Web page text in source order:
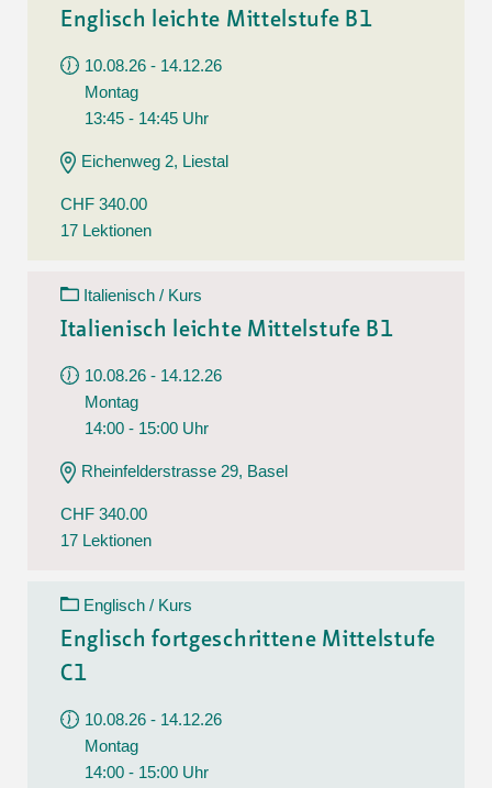
Englisch leichte Mittelstufe B1
10.08.26 - 14.12.26
Montag
13:45 - 14:45 Uhr
Eichenweg 2, Liestal
CHF 340.00
17 Lektionen
Italienisch / Kurs
Italienisch leichte Mittelstufe B1
10.08.26 - 14.12.26
Montag
14:00 - 15:00 Uhr
Rheinfelderstrasse 29, Basel
CHF 340.00
17 Lektionen
Englisch / Kurs
Englisch fortgeschrittene Mittelstufe
C1
10.08.26 - 14.12.26
Montag
14:00 - 15:00 Uhr